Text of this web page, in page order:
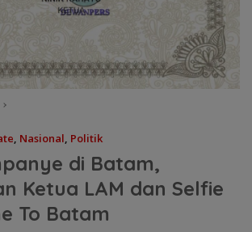
, Nasional, Politik
di Batam,
Ketua LAM dan Selfie
To Batam